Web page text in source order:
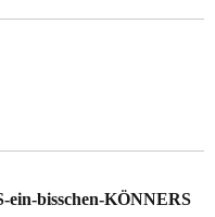
ein-bisschen-KÖNNERS